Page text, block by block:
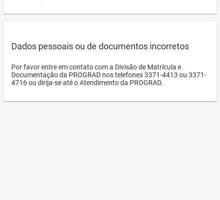
Dados pessoais ou de documentos incorretos
Por favor entre em contato com a Divisão de Matrícula e
Documentação da PROGRAD nos telefones 3371-4413 ou 3371-
4716 ou dirija-se até o Atendimento da PROGRAD.